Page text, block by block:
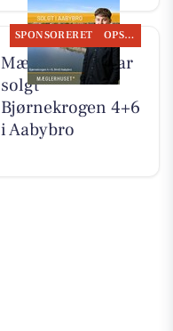
SPONSORERET OPSLAGSTAVLEN
Mæglerhuset har
solgt
Bjørnekrogen 4+6
i Aabybro